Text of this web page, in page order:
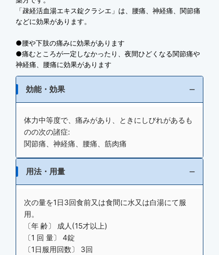
「疎経活血湯エキス錠クラシエ」は、腰痛、神経痛、関節痛
などに効果があります。
●腰や下肢の痛みに効果があります
●痛むところが一定しなかったり、夜間ひどくなる関節痛や
神経痛、腰痛に効果があります
効能・効果
体力中等度で、痛みがあり、ときにしびれがあるも
のの次の諸症:
関節痛、神経痛、腰痛、筋肉痛
用法・用量
次の量を1日3回食前又は食間に水又は白湯にて服
用。
〔年 齢〕 成人(15才以上)
〔1 回 量〕 4錠
〔1日服用回数〕 3回